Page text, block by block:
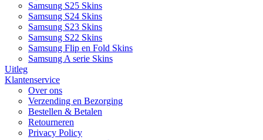
Samsung S25 Skins
Samsung S24 Skins
Samsung S23 Skins
Samsung S22 Skins
Samsung Flip en Fold Skins
Samsung A serie Skins
Uitleg
Klantenservice
Over ons
Verzending en Bezorging
Bestellen & Betalen
Retourneren
Privacy Policy